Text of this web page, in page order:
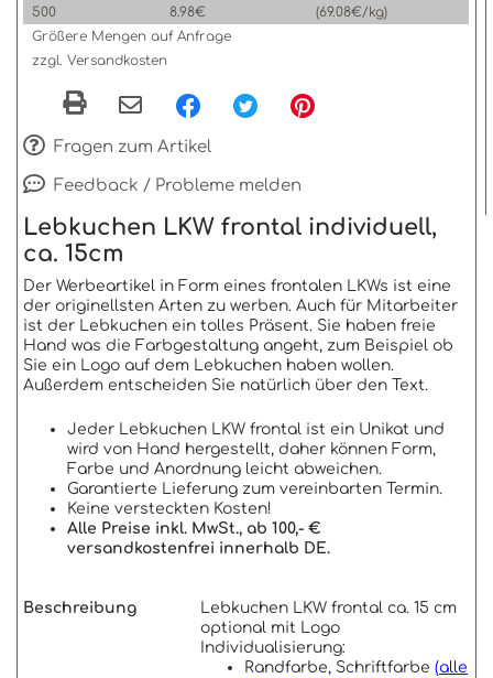
500 8.98€
(69.08€/kg)
Größere Mengen auf Anfrage
zzgl. Versandkosten
Fragen zum Artikel
Feedback / Probleme melden
Lebkuchen LKW frontal individuell,
ca. 15cm
Der Werbeartikel in Form eines frontalen LKWs ist eine
der originellsten Arten zu werben. Auch für Mitarbeiter
ist der Lebkuchen ein tolles Präsent. Sie haben freie
Hand was die Farbgestaltung angeht, zum Beispiel ob
Sie ein Logo auf dem Lebkuchen haben wollen.
Außerdem entscheiden Sie natürlich über den Text.
Jeder Lebkuchen LKW frontal ist ein Unikat und
wird von Hand hergestellt, daher können Form,
Farbe und Anordnung leicht abweichen.
Garantierte Lieferung zum vereinbarten Termin.
Keine versteckten Kosten!
Alle Preise inkl. MwSt., ab 100,- €
versandkostenfrei innerhalb DE.
Beschreibung
Lebkuchen LKW frontal ca. 15 cm
optional mit Logo
Individualisierung:
Randfarbe, Schriftfarbe (alle